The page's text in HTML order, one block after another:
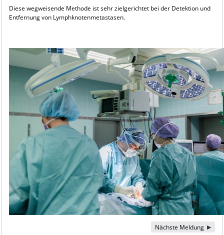
Diese wegweisende Methode ist sehr zielgerichtet bei der Detektion und
Entfernung von Lymphknotenmetastasen.
Nächste Meldung